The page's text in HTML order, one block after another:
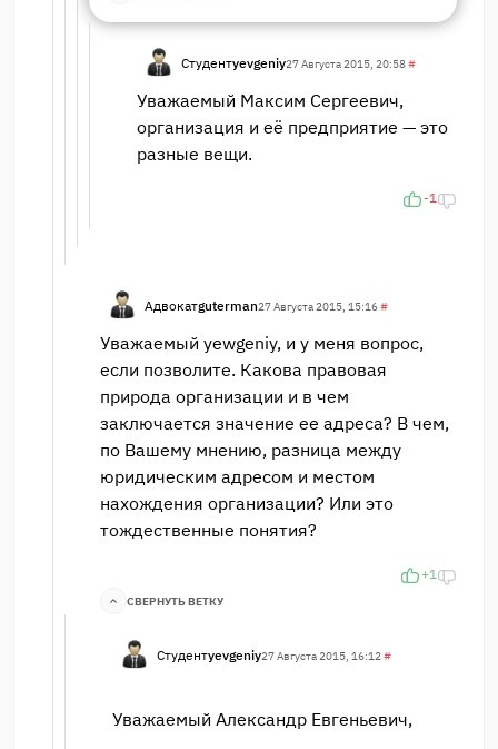
Студентyevgeniy27 Августа 2015, 20:58#
Уважаемый Максим Сергеевич,
организация и её предприятие — это
разные вещи.
-1
Адвокатguterman27 Августа 2015, 15:16#
Уважаемый yewgeniy, и у меня вопрос,
если позволите. Какова правовая
природа организации и в чем
заключается значение ее адреса? В чем,
по Вашему мнению, разница между
юридическим адресом и местом
нахождения организации? Или это
тождественные понятия?
+1
СВЕРНУТЬ ВЕТКУ
Студентyevgeniy27 Августа 2015, 16:12#
Уважаемый Александр Евгеньевич,